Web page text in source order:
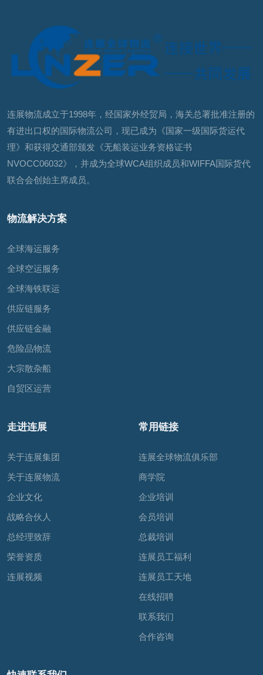
连展物流成立于1998年，经国家外经贸局，海关总署批准注册的
有进出口权的国际物流公司，现已成为《国家一级国际货运代
理》和获得交通部颁发《无船装运业务资格证书
NVOCC06032》，并成为全球WCA组织成员和WIFFA国际货代
联合会创始主席成员。
物流解决方案
全球海运服务
全球空运服务
全球海铁联运
供应链服务
供应链金融
危险品物流
大宗散杂船
自贸区运营
走进连展
关于连展集团
关于连展物流
企业文化
战略合伙人
总经理致辞
荣誉资质
连展视频
常用链接
连展全球物流俱乐部
商学院
企业培训
会员培训
总裁培训
连展员工福利
连展员工天地
在线招聘
联系我们
合作咨询